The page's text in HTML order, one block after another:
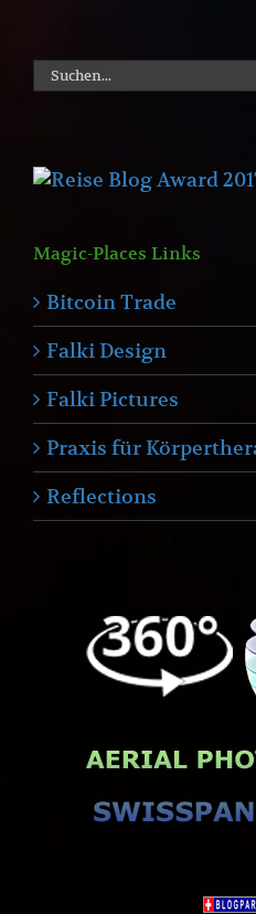
Suche
nach:
Magic-Places Links
Bitcoin Trade
Falki Design
Falki Pictures
Praxis für
Reflections